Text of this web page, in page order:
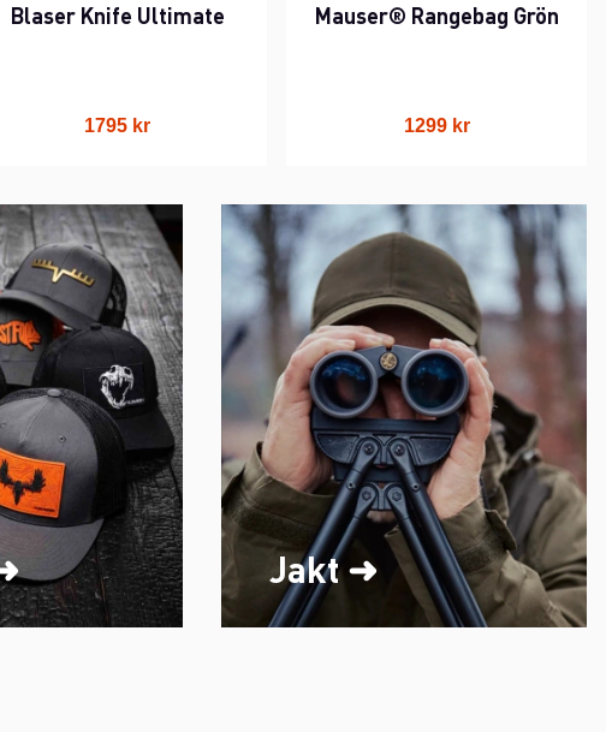
Blaser Knife Ultimate
1795 kr
Mauser® Rangebag Grön
1299 kr
Jakt ➜